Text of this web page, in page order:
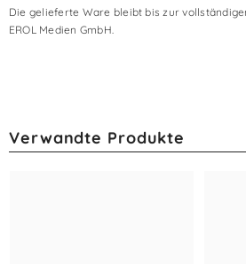
Die gelieferte Ware bleibt bis zur
EROL Medien GmbH.
Verwandte Produkte